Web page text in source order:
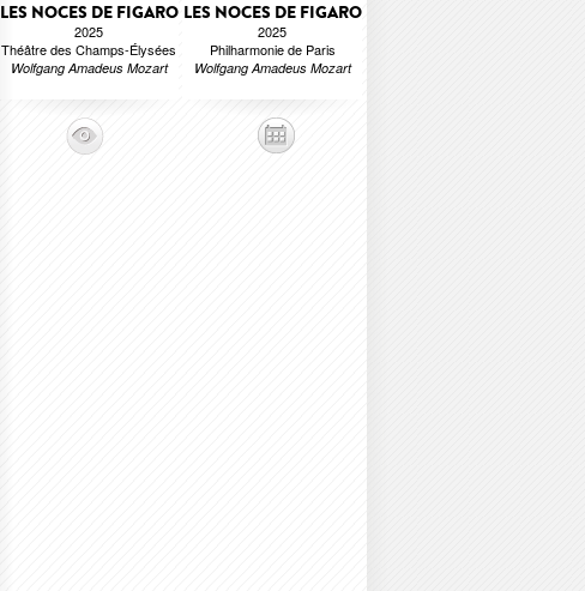
LES NOCES DE FIGARO
2025
Théâtre des Champs-Élysées
Wolfgang Amadeus Mozart
LES NOCES DE FIGARO
2025
Philharmonie de Paris
Wolfgang Amadeus Mozart